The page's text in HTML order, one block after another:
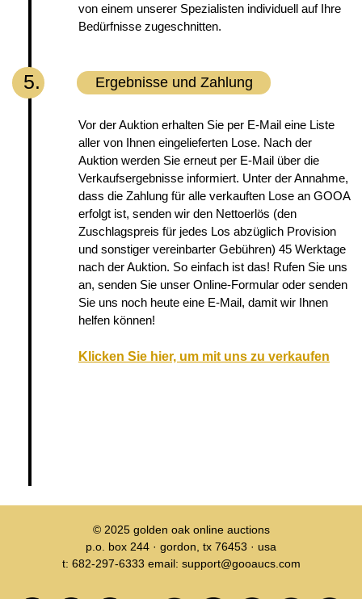
von einem unserer Spezialisten individuell auf Ihre
Bedürfnisse zugeschnitten.
5. Ergebnisse und Zahlung
Vor der Auktion erhalten Sie per E-Mail eine Liste
aller von Ihnen eingelieferten Lose. Nach der
Auktion werden Sie erneut per E-Mail über die
Verkaufsergebnisse informiert. Unter der Annahme,
dass die Zahlung für alle verkauften Lose an GOOA
erfolgt ist, senden wir den Nettoerlös (den
Zuschlagspreis für jedes Los abzüglich Provision
und sonstiger vereinbarter Gebühren) 45 Werktage
nach der Auktion. So einfach ist das! Rufen Sie uns
an, senden Sie unser Online-Formular oder senden
Sie uns noch heute eine E-Mail, damit wir Ihnen
helfen können!
Klicken Sie hier, um mit uns zu verkaufen
© 2025 golden oak online auctions
p.o. box 244 · gordon, tx 76453 · usa
t: 682-297-6333 email: support@gooaucs.com